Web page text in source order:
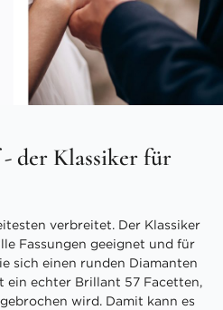
der Klassiker für
verbreitet. Der Klassiker
Fassungen geeignet und für
sich einen runden Diamanten
ein echter Brillant 57 Facetten,
wird. Damit kann es